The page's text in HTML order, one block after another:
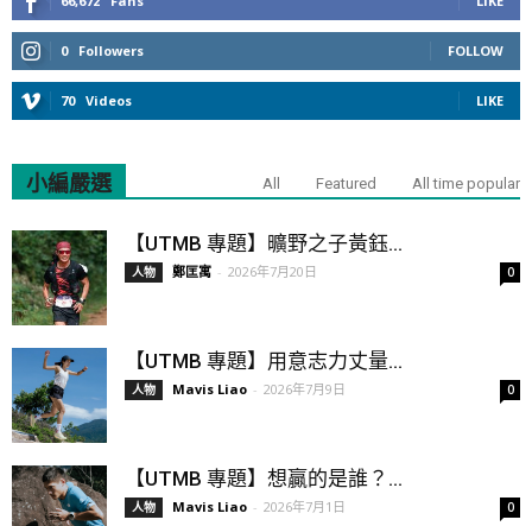
0 Followers FOLLOW
70 Videos LIKE
小編嚴選 All Featured All time popular
【UTMB 專題】曠野之子黃鈺...
人物 鄭匡寓 - 2026年7月20日 0
【UTMB 專題】用意志力丈量...
人物 Mavis Liao - 2026年7月9日 0
【UTMB 專題】想贏的是誰？...
人物 Mavis Liao - 2026年7月1日 0